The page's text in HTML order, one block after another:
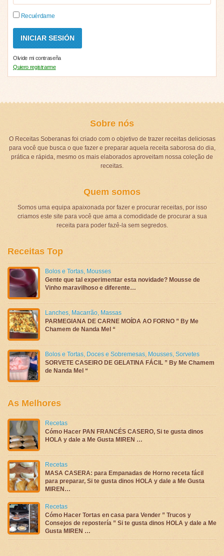
Recuérdame
Olvide mi contraseña
Quiero registrarme
Sobre nós
O Receitas Soberanas foi criado com o objetivo de trazer receitas deliciosas
para você que busca o que fazer e preparar aquela receita saborosa do dia,
prática e rápida, mesmo os mais elaborados aproveitam nossa coleção de
receitas.
Quem somos
Somos uma equipa apaixonada por fazer e procurar receitas, por isso
criamos este site para você que ama a comodidade de procurar a sua
receita para poder fazê-la sem segredos.
Receitas Top
Bolos e Tortas, Mousses
Gente que tal experimentar esta novidade? Mousse de
Vinho maravilhoso e diferente…
Lanches, Macarrão, Massas
PARMEGIANA DE CARNE MOÍDA AO FORNO ” By Me
Chamem de Nanda Mel “
Bolos e Tortas, Doces e Sobremesas, Mousses, Sorvetes
SORVETE CASEIRO DE GELATINA FÁCIL ” By Me Chamem
de Nanda Mel “
As Melhores
Recetas
Cómo Hacer PAN FRANCÉS CASERO, Si te gusta dinos
HOLA y dale a Me Gusta MIREN …
Recetas
MASA CASERA: para Empanadas de Horno receta fácil
para preparar, Si te gusta dinos HOLA y dale a Me Gusta
MIREN…
Recetas
Cómo Hacer Tortas en casa para Vender ” Trucos y
Consejos de repostería ” Si te gusta dinos HOLA y dale a Me
Gusta MIREN …